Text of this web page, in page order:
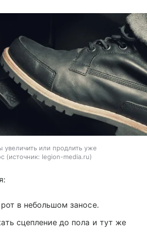
или продлить уже
источник: legion-media.ru
в небольшом заносе.
сцепление до пола и тут же